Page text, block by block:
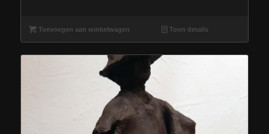
Toevoegen aan winkelwagen Toon details